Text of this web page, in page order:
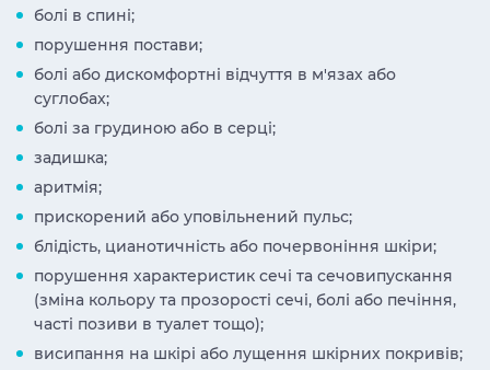
болі в спині;
порушення постави;
болі або дискомфортні відчуття в м'язах або
суглобах;
болі за грудиною або в серці;
задишка;
аритмія;
прискорений або уповільнений пульс;
блідість, цианотичність або почервоніння шкіри;
порушення характеристик сечі та сечовипускання
(зміна кольору та прозорості сечі, болі або печіння,
часті позиви в туалет тощо);
висипання на шкірі або лущення шкірних покривів;